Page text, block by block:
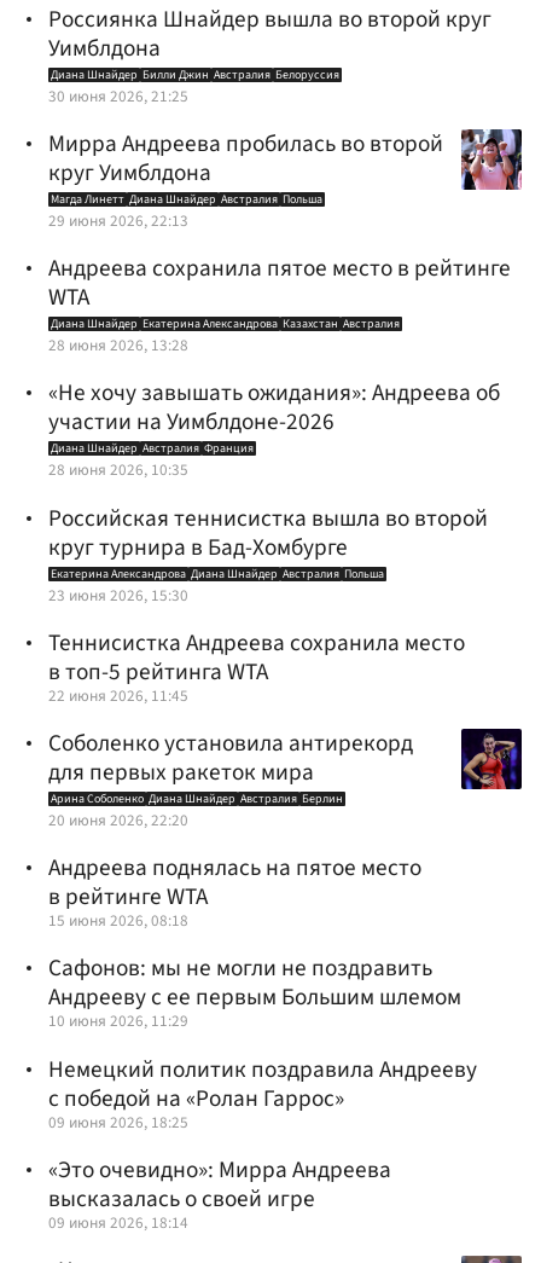
Россиянка Шнайдер вышла во второй круг
Уимблдона
Диана Шнайдер Билли Джин Австралия Белоруссия
30 июня 2026, 21:25
Мирра Андреева пробилась во второй
круг Уимблдона
Магда Линетт Диана Шнайдер Австралия Польша
29 июня 2026, 22:13
Андреева сохранила пятое место в рейтинге
WTA
Диана Шнайдер Екатерина Александрова Казахстан Австралия
28 июня 2026, 13:28
«Не хочу завышать ожидания»: Андреева об
участии на Уимблдоне-2026
Диана Шнайдер Австралия Франция
28 июня 2026, 10:35
Российская теннисистка вышла во второй
круг турнира в Бад-Хомбурге
Екатерина Александрова Диана Шнайдер Австралия Польша
23 июня 2026, 15:30
Теннисистка Андреева сохранила место
в топ-5 рейтинга WTA
22 июня 2026, 11:45
Соболенко установила антирекорд
для первых ракеток мира
Арина Соболенко Диана Шнайдер Австралия Берлин
20 июня 2026, 22:20
Андреева поднялась на пятое место
в рейтинге WTA
15 июня 2026, 08:18
Сафонов: мы не могли не поздравить
Андрееву с ее первым Большим шлемом
10 июня 2026, 11:29
Немецкий политик поздравила Андрееву
с победой на «Ролан Гаррос»
09 июня 2026, 18:25
«Это очевидно»: Мирра Андреева
высказалась о своей игре
09 июня 2026, 18:14